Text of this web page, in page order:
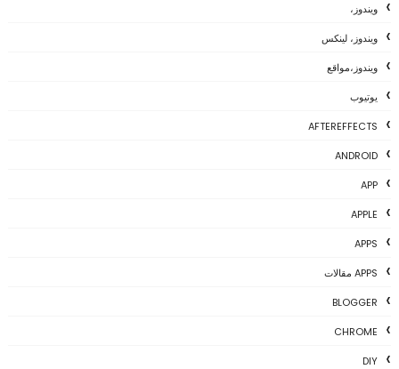
ويندوز،
ويندوز، لينكس
ويندوز،مواقع
يوتيوب
AFTEREFFECTS
ANDROID
APP
APPLE
APPS
APPS مقالات
BLOGGER
CHROME
DIY